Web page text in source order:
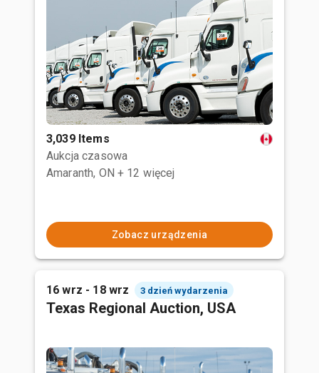
3,039 Items
Aukcja czasowa
Amaranth, ON + 12 więcej
Zobacz urządzenia
16 wrz - 18 wrz 3 dzień wydarzenia
Texas Regional Auction, USA